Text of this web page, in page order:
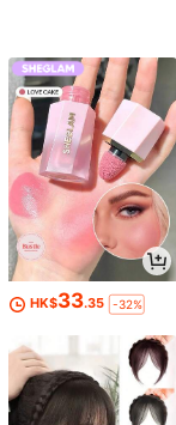
HK$33.35 -32%